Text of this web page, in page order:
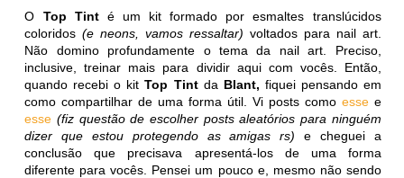
O Top Tinté um kit formado por esmaltes translúcidos
coloridos(e neons, vamos ressaltar) voltados para nail art.
Não domino profundamente o tema da nail art. Preciso,
inclusive, treinar mais para dividir aqui com vocês. Então,
quando recebi o kitTop Tintda Blant, fiquei pensando em
como compartilhar de uma forma útil. Vi posts como essee
esse (fiz questão de escolher posts aleatórios para ninguém
dizer que estou protegendo as amigas rs) e cheguei a
conclusão que precisava apresentá-los de uma forma
diferente para vocês. Pensei um pouco e, mesmo não sendo